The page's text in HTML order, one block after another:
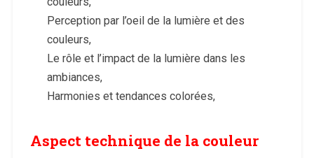
Perception par l’oeil de la lumière et des
couleurs,
Le rôle et l’impact de la lumière dans les
ambiances,
Harmonies et tendances colorées,
Aspect technique de la couleur